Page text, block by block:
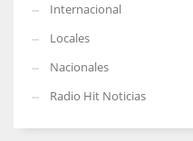
Internacional
Locales
Nacionales
Radio Hit Noticias